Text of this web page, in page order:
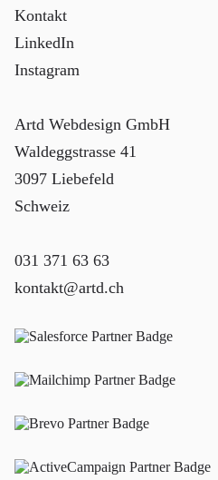
Kontakt
LinkedIn
Instagram
Artd Webdesign GmbH
Waldeggstrasse 41
3097 Liebefeld
Schweiz
031 371 63 63
kontakt@artd.ch